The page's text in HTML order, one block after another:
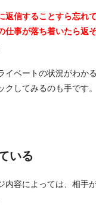
返信することすら忘れ
仕事が落ち着いたら返
イベートの状況がわか
クしてみるのも手です。
いる
内容によっては、相手